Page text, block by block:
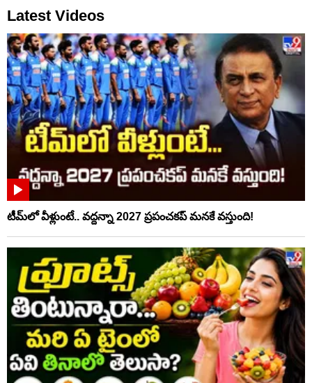
Latest Videos
టీమ్‌లో వీళ్లుంటే.. వద్దన్నా 2027 ప్రపంచకప్‌ మనకే వస్తుంది!